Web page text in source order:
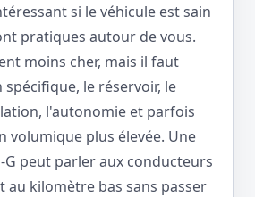
si le véhicule est sain
pratiques autour de vous.
moins cher, mais il faut
le réservoir, le
l'autonomie et parfois
volumique plus élevée. Une
G peut parler aux conducteurs
au kilomètre bas sans passer